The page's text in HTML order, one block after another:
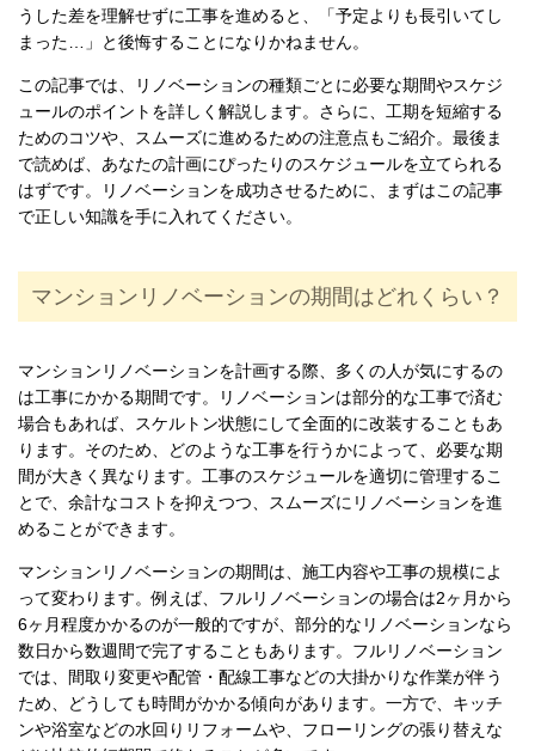
うした差を理解せずに工事を進めると、「予定よりも長引いてし
まった…」と後悔することになりかねません。
この記事では、リノベーションの種類ごとに必要な期間やスケジ
ュールのポイントを詳しく解説します。さらに、工期を短縮する
ためのコツや、スムーズに進めるための注意点もご紹介。最後ま
で読めば、あなたの計画にぴったりのスケジュールを立てられる
はずです。リノベーションを成功させるために、まずはこの記事
で正しい知識を手に入れてください。
マンションリノベーションの期間はどれくらい？
マンションリノベーションを計画する際、多くの人が気にするの
は工事にかかる期間です。リノベーションは部分的な工事で済む
場合もあれば、スケルトン状態にして全面的に改装することもあ
ります。そのため、どのような工事を行うかによって、必要な期
間が大きく異なります。工事のスケジュールを適切に管理するこ
とで、余計なコストを抑えつつ、スムーズにリノベーションを進
めることができます。
マンションリノベーションの期間は、施工内容や工事の規模によ
って変わります。例えば、フルリノベーションの場合は2ヶ月から
6ヶ月程度かかるのが一般的ですが、部分的なリノベーションなら
数日から数週間で完了することもあります。フルリノベーション
では、間取り変更や配管・配線工事などの大掛かりな作業が伴う
ため、どうしても時間がかかる傾向があります。一方で、キッチ
ンや浴室などの水回りリフォームや、フローリングの張り替えな